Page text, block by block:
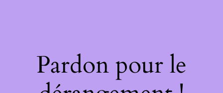
Pardon pour le